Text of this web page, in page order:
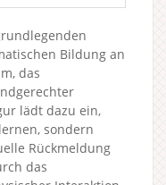
Bildung an
das
lädt dazu ein,
sondern
Rückmeldung
das